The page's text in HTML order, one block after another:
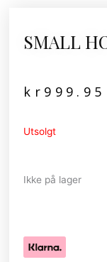
SMALL
kr 999.95
Utsolgt
Ikke på lager